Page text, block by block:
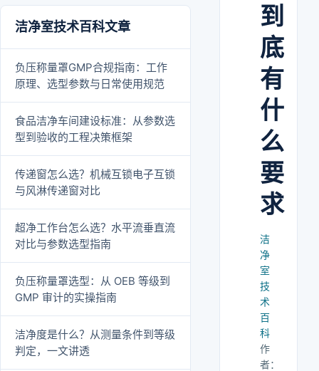
洁净室技术百科文章
负压称量罩GMP合规指南：工作
原理、选型参数与日常使用规范
食品洁净车间建设标准：从参数选
型到验收的工程决策框架
传递窗怎么选？机械互锁电子互锁
与风淋传递窗对比
超净工作台怎么选？水平流垂直流
对比与参数选型指南
负压称量罩选型：从 OEB 等级到
GMP 审计的实操指南
洁净度是什么？从测量条件到等级
判定，一文讲透
到
底
有
什
么
要
求
洁
净
室
技
术
百
科
作
者：